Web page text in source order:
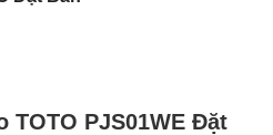
TOTO PJS01WE Đặt